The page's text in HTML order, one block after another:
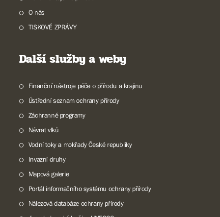
O nás
TISKOVÉ ZPRÁVY
Další služby a weby
Finanční nástroje péče o přírodu a krajinu
Ústřední seznam ochrany přírody
Záchranné programy
Návrat vlků
Vodní toky a mokřady České republiky
Invazní druhy
Mapová galerie
Portál informačního systému ochrany přírody
Nálezová databáze ochrany přírody